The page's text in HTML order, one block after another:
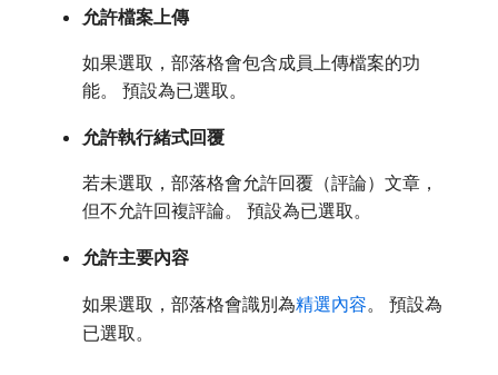
允許檔案上傳
如果選取，部落格會包含成員上傳檔案的功
能。 預設為已選取。
允許執行緒式回覆
若未選取，部落格會允許回覆（評論）文章，
但不允許回複評論。 預設為已選取。
允許主要內容
如果選取，部落格會識別為精選內容。 預設為
已選取。